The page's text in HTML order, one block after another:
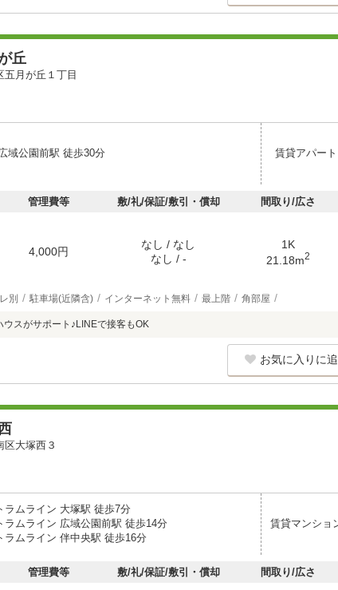
丘
五月が丘１丁目
域公園前駅 徒歩30分 賃貸アパート
管理費等 敷/礼/保証/敷引・償却 間取り/広さ
4,000円
なし / なし
なし / -
1K
21.18m2
別 駐車場(近隣含) インターネット無料 最上階 角部屋
スがサポート♪LINEで接客もOK
お気に入りに
区大塚西３
ラムライン 大塚駅 徒歩7分
ラムライン 広域公園前駅 徒歩14分
ラムライン 伴中央駅 徒歩16分
賃貸マンショ
管理費等 敷/礼/保証/敷引・償却 間取り/広さ